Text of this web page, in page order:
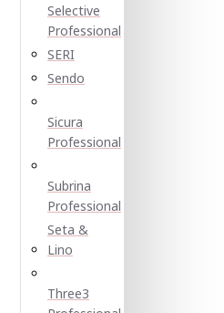
Selective
Professional
SERI
Sendo
Sicura
Professional
Subrina
Professional
Seta &
Lino
Three3